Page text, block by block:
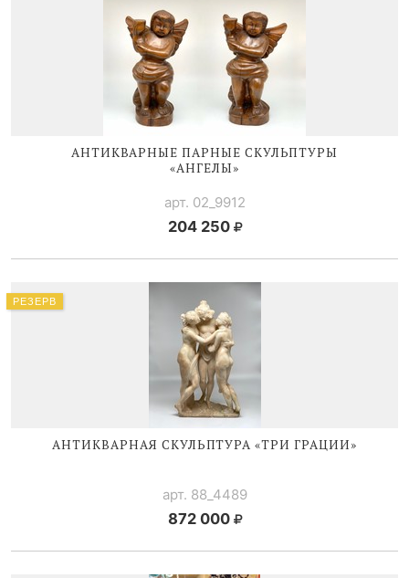
АНТИКВАРНЫЕ ПАРНЫЕ СКУЛЬПТУРЫ
«АНГЕЛЫ»
арт. 02_9912
204 250
АНТИКВАРНАЯ СКУЛЬПТУРА «ТРИ ГРАЦИИ»
арт. 88_4489
872 000
РЕЗЕРВ